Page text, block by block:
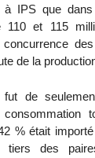
à IPS que
110 et 115
de la
de
% était
des